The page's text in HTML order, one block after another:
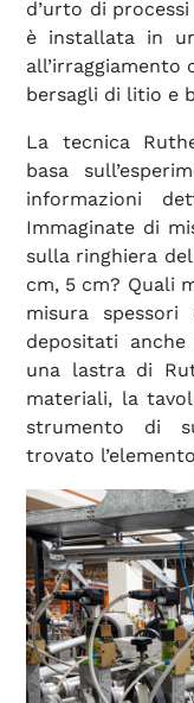
d’urto di
è installata in
bersagli di litio e
La tecnica
basa
informazioni
Immaginate di
sulla ringhiera
cm, 5 cm? Quali
misura
depositati
una lastra di
materiali, la
strumento di
trovato